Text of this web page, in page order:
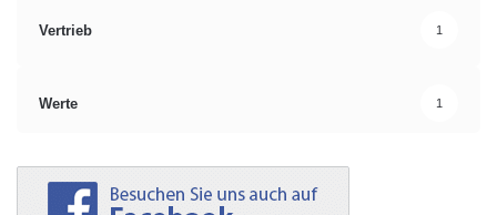
Vertrieb 1
Werte 1